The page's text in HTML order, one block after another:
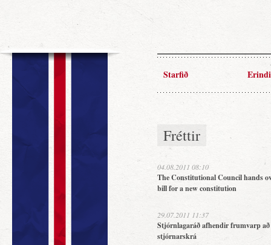
Starfið Erindi
Fréttir
04.08.2011 08:10
The Constitutional Council hands
bill for a new constitution
29.07.2011 11:37
Stjórnlagaráð afhendir frumvarp
stjórnarskrá